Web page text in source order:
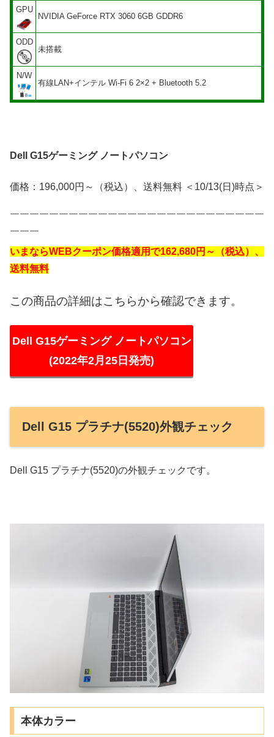
GPU
NVIDIA GeForce RTX 3060 6GB GDDR6
ODD
未搭載
N/W
有線LAN+インテル Wi-Fi 6 2×2 + Bluetooth 5.2
Dell G15ゲーミング ノートパソコン
価格：196,000円～（税込）、送料無料 ＜10/13(日)時点＞
￣￣￣￣￣￣￣￣￣￣￣￣￣￣￣￣￣￣￣￣￣￣￣￣￣￣
￣￣￣
いまならWEBクーポン価格適用で162,680円～（税込）、
送料無料
この商品の詳細はこちらから確認できます。
Dell G15ゲーミング ノートパソコン
(2022年2月25日発売)
Dell G15 プラチナ(5520)外観チェック
Dell G15 プラチナ(5520)の外観チェックです。
本体カラー